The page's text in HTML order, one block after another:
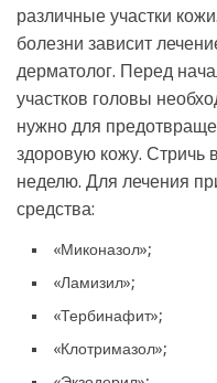
различные участки
болезни зависит
дерматолог. Перед
участков головы
нужно для
здоровую кожу. Стричь
неделю. Для лечения
средства:
«Миконазол»;
«Ламизил»;
«Тербинафит»;
«Клотримазол»;